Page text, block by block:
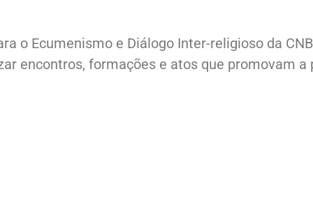
o Ecumenismo e Diálogo Inter-religioso da
encontros, formações e atos que promovam a